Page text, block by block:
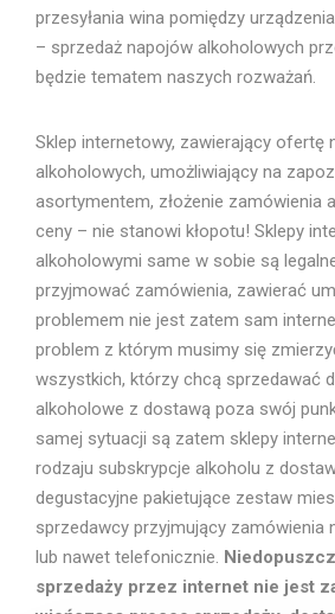
przesyłania wina pomiędzy
– sprzedaż napojów alkoholowych
będzie tematem naszych rozważań.
Sklep internetowy, zawierający ofertę
alkoholowych, umożliwiający na
asortymentem, złożenie zamówienia
ceny – nie stanowi kłopotu! Sklepy
alkoholowymi same w sobie są
przyjmować zamówienia, zawierać
problemem nie jest zatem sam
problem z którym musimy się
wszystkich, którzy chcą sprzedawać
alkoholowe z dostawą poza swój
samej sytuacji są zatem sklepy
rodzaju subskrypcje alkoholu z
degustacyjne pakietujące zestaw
sprzedawcy przyjmujący zamówienia
lub nawet telefonicznie.
sprzedaży przez internet nie jest